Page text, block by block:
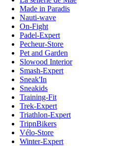
Made in Paradis
Nauti-wave
On-Fight
Padel-Expert
Pecheur-Store
Pet and Garden
Slowood Interior
Smash-Expert
Sneak'In
Sneakids
Training-Fit
Trek-Expert
Triathlon-Expert
TripnBikers
Vélo-Store
Winter-Expert